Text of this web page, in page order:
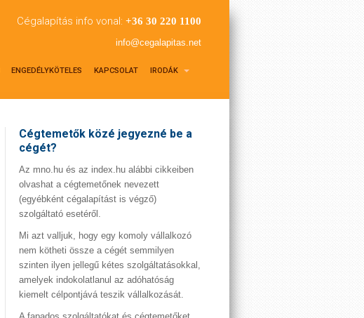
Cégalapítás info vonal: +36 30 220 1100
info@cegalapitas.net
ENGEDÉLYKÖTELES KAPCSOLAT IRODÁK
Cégtemetők közé jegyezné be a
cégét?
Az mno.hu és az index.hu alábbi cikkeiben
olvashat a cégtemetőnek nevezett
(egyébként cégalapítást is végző)
szolgáltató esetéről.
Mi azt valljuk, hogy egy komoly vállalkozó
nem kötheti össze a cégét semmilyen
szinten ilyen jellegű kétes szolgáltatásokkal,
amelyek indokolatlanul az adóhatóság
kiemelt célpontjává teszik vállalkozását.